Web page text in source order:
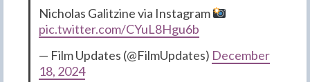
Nicholas Galitzine via Instagram
pic.twitter.com/CYuL8Hgu6b
— Film Updates (@FilmUpdates) December
18, 2024